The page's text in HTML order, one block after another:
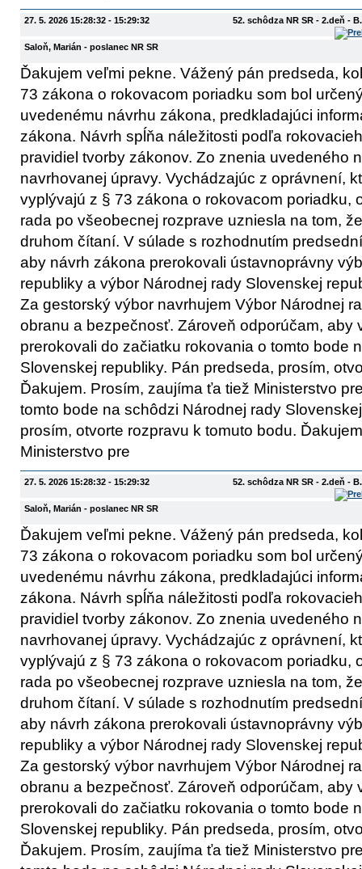
27. 5. 2026 15:28:32 - 15:29:32 52. schôdza NR SR - 2.deň -
Saloň, Marián - poslanec NR SR
Ďakujem veľmi pekne. Vážený pán predseda,
73 zákona o rokovacom poriadku som bol
uvedenému návrhu zákona, predkladajúci
zákona. Návrh spĺňa náležitosti podľa
pravidiel tvorby zákonov. Zo znenia uvedeného
navrhovanej úpravy. Vychádzajúc z oprávnení,
vyplývajú z § 73 zákona o rokovacom poriadku,
rada po všeobecnej rozprave uzniesla na tom,
druhom čítaní. V súlade s rozhodnutím
aby návrh zákona prerokovali ústavnoprávny
republiky a výbor Národnej rady Slovenskej
Za gestorský výbor navrhujem Výbor Národnej
obranu a bezpečnosť. Zároveň odporúčam, aby
prerokovali do začiatku rokovania o tomto bode
Slovenskej republiky. Pán predseda, prosím,
Ďakujem. Prosím, zaujíma ťa tiež Ministerstvo
tomto bode na schôdzi Národnej rady
prosím, otvorte rozpravu k tomuto bodu.
Ministerstvo pre
27. 5. 2026 15:28:32 - 15:29:32 52. schôdza NR SR - 2.deň -
Saloň, Marián - poslanec NR SR
Ďakujem veľmi pekne. Vážený pán predseda,
73 zákona o rokovacom poriadku som bol
uvedenému návrhu zákona, predkladajúci
zákona. Návrh spĺňa náležitosti podľa
pravidiel tvorby zákonov. Zo znenia uvedeného
navrhovanej úpravy. Vychádzajúc z oprávnení,
vyplývajú z § 73 zákona o rokovacom poriadku,
rada po všeobecnej rozprave uzniesla na tom,
druhom čítaní. V súlade s rozhodnutím
aby návrh zákona prerokovali ústavnoprávny
republiky a výbor Národnej rady Slovenskej
Za gestorský výbor navrhujem Výbor Národnej
obranu a bezpečnosť. Zároveň odporúčam, aby
prerokovali do začiatku rokovania o tomto bode
Slovenskej republiky. Pán predseda, prosím,
Ďakujem. Prosím, zaujíma ťa tiež Ministerstvo